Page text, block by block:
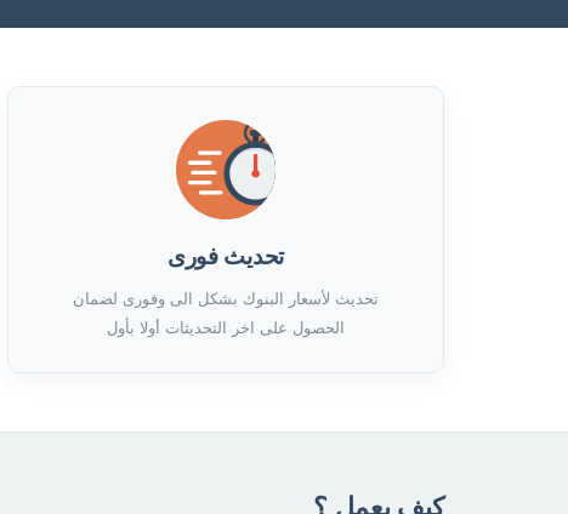
تحديث فورى
تحديث لأسعار البنوك بشكل الى وفورى لضمان
الحصول على اخر التحديثات أولا بأول
كيف يعمل ؟